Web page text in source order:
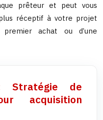
prêteur et peut vous
réceptif à votre projet
premier achat ou d’une
de
acquisition